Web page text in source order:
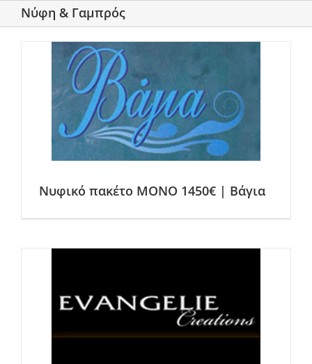
Νύφη & Γαμπρός
Νυφικό πακέτο ΜΟΝΟ 1450€ | Βάγια